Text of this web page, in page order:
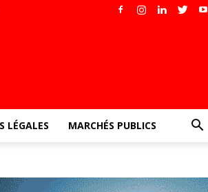
LÉGALES MARCHÉS PUBLICS